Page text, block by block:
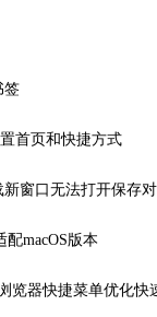
签
首页和快捷方式
新窗口无法打开保存
配macOS版本
览器快捷菜单优化快